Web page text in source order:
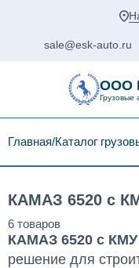
sale@esk-auto.ru
ООО
Грузовые
Главная Каталог
КАМАЗ 6520 с
КАМАЗ 6520 с КМУ
решение для